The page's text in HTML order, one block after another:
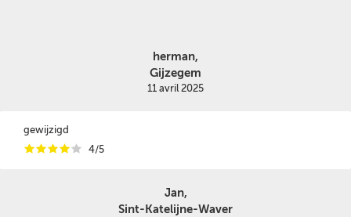
herman,
Gijzegem
11 avril 2025
gewijzigd
iiiii 4/5
Jan,
Sint-Katelijne-Waver